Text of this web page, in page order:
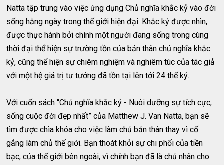
Natta tập trung vào việc ứng dụng Chủ nghĩa khắc kỷ vào đời
sống hằng ngày trong thế giới hiện đại. Khắc kỷ được nhìn,
được thực hành bởi chính một người đang sống trong cùng
thời đại thể hiện sự trường tồn của bản thân chủ nghĩa khắc
kỷ, cũng thể hiện sự chiêm nghiệm và nghiêm túc của tác giả
với một hệ giá trị tư tưởng đã tồn tại lên tới 24 thế kỷ.
Với cuốn sách “Chủ nghĩa khắc kỷ - Nuôi dưỡng sự tích cực,
sống cuộc đời đẹp nhất” của Matthew J. Van Natta, bạn sẽ
tìm được chìa khóa cho việc làm chủ bản thân thay vì cố
gắng làm chủ thế giới. Bạn thoát khỏi sự chi phối của tiền
bạc, của thế giới bên ngoài, vì chính bạn đã là chủ nhân cho